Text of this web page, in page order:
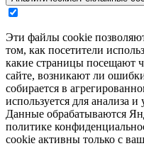
Эти файлы cookie
том, как посетители
какие страницы посещают
сайте, возникают ли
собирается в
используется для анализа
Данные обрабатываются
политике
cookie активны только с